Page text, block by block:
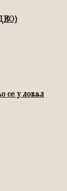
се у локал